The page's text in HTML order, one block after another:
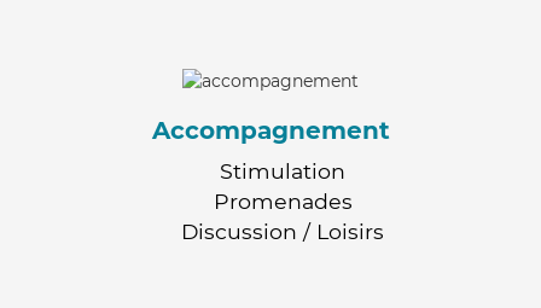
Accompagnement
Stimulation
Promenades
Discussion / Loisirs